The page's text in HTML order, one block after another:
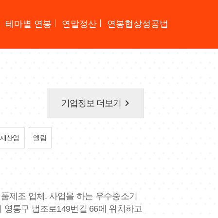
테마별 연봉 연말정산 연봉협상성공법
기업정보 더보기 keyboard_arrow_right
산업 엘림
제조 업체. 사업을 하는 우수중소기
통구 법조로149번길 66에 위치하고